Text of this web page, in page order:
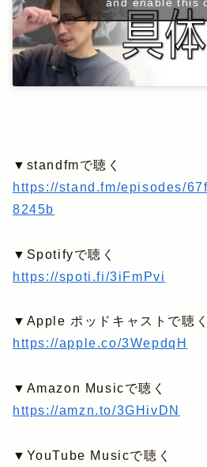
▼standfmで聴く
https://stand.fm/episodes/
8245b
▼Spotifyで聴く
https://spoti.fi/3iFmPvi
▼Apple ポッドキャストで聴く
https://apple.co/3WepdqH
▼Amazon Musicで聴く
https://amzn.to/3GHivDN
▼YouTube Musicで聴く